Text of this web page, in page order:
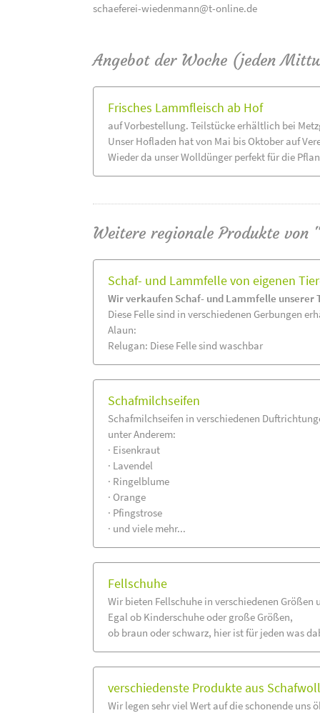
schaeferei-wiedenmann@t-online.de
Angebot der Woche (jeden
Frisches Lammfleisch ab Hof
auf Vorbestellung. Teilstücke erhältlich bei
Unser Hofladen hat von Mai bis Oktober auf
Wieder da unser Wolldünger perfekt für die
Weitere regionale Produkte von
Schaf- und Lammfelle von eigenen
Wir verkaufen Schaf- und Lammfelle unserer
Diese Felle sind in verschiedenen Gerbungen
Alaun:
Relugan: Diese Felle sind waschbar
Schafmilchseifen
Schafmilchseifen in verschiedenen
unter Anderem:
· Eisenkraut
· Lavendel
· Ringelblume
· Orange
· Pfingstrose
· und viele mehr...
Fellschuhe
Wir bieten Fellschuhe in verschiedenen Größen
Egal ob Kinderschuhe oder große Größen,
ob braun oder schwarz, hier ist für jeden was
verschiedenste Produkte aus
Wir legen sehr viel Wert auf die schonende uns